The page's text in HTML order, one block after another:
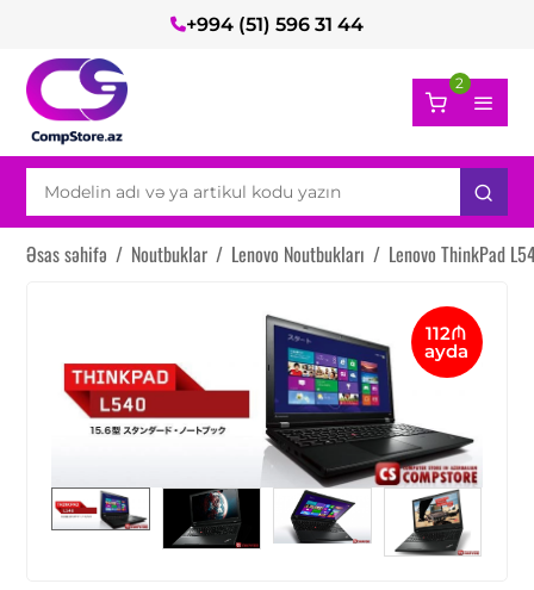
+994 (51) 596 31 44
2
Əsas səhifə / Noutbuklar / Lenovo Noutbukları / Lenovo ThinkPad
112₼
ayda